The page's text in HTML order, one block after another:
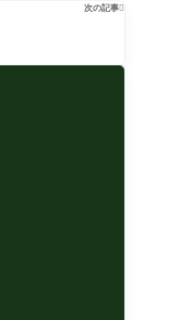
次の記事